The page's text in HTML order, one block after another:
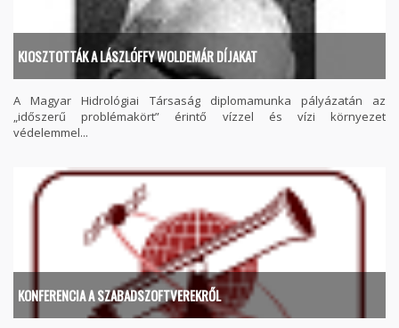
KIOSZTOTTÁK A LÁSZLÓFFY WOLDEMÁR DÍJAKAT
A Magyar Hidrológiai Társaság diplomamunka pályázatán az
„időszerű problémakört” érintő vízzel és vízi környezet
védelemmel...
KONFERENCIA A SZABADSZOFTVEREKRŐL